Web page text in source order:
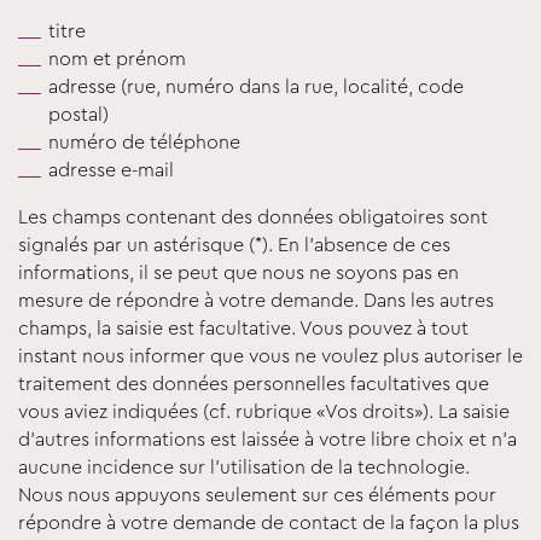
titre
nom et prénom
adresse (rue, numéro dans la rue, localité, code
postal)
numéro de téléphone
adresse e-mail
Les champs contenant des données obligatoires sont
signalés par un astérisque (*). En l’absence de ces
informations, il se peut que nous ne soyons pas en
mesure de répondre à votre demande. Dans les autres
champs, la saisie est facultative. Vous pouvez à tout
instant nous informer que vous ne voulez plus autoriser le
traitement des données personnelles facultatives que
vous aviez indiquées (cf. rubrique «Vos droits»). La saisie
d’autres informations est laissée à votre libre choix et n’a
aucune incidence sur l’utilisation de la technologie.
Nous nous appuyons seulement sur ces éléments pour
répondre à votre demande de contact de la façon la plus